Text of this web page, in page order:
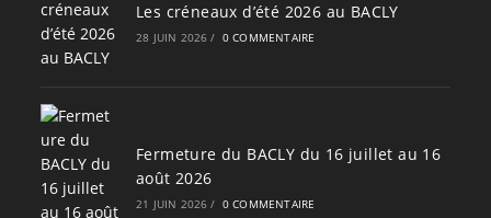
Les créneaux d’été 2026 au BACLY
28 JUIN 2026 / 0 COMMENTAIRE
Fermeture du BACLY du 16 juillet au 16
août 2026
21 JUIN 2026 / 0 COMMENTAIRE